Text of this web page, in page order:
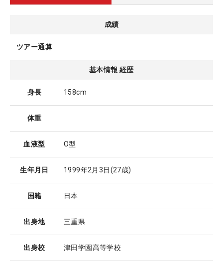
成績
ツアー通算
基本情報 経歴
身長 158cm
体重
血液型 O型
生年月日 1999年2月3日(27歳)
国籍 日本
出身地 三重県
出身校 津田学園高等学校